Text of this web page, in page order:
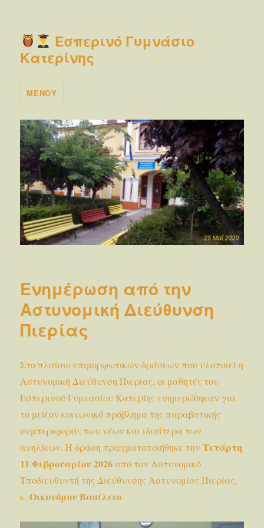
Εσπερινό Γυμνάσιο
Κατερίνης
ΜΕΝΟΎ
Ενημέρωση από την
Αστυνομική Διεύθυνση
Πιερίας
Στο πλαίσιο επιμορφωτικών δράσεων που υλοποιεί η
Αστυνομική Διεύθυνση Πιερίας, οι μαθητές του
Εσπερινού Γυμνασίου Κατερίης ενημερώθηκαν για
το μείζον κοινωνικό πρόβλημα της παραβατικής
συμπεριφοράς των νέων και ιδιαίτερα των
ανηλίκων. Η δράση πραγματοποιήθηκε τηνΤετάρτη
11 Φεβρουαρίου 2026από τον Αστυνομικό
Τποδιευθυντή της Διεύθυνσης Αστυνομίας Πιερίας,
κ.Οικονόμου Βασίλειο.